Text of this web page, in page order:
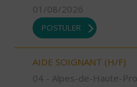
01/08/2026
POSTULER
AIDE SOIGNANT (H/F)
04 - Alpes-de-Haute-